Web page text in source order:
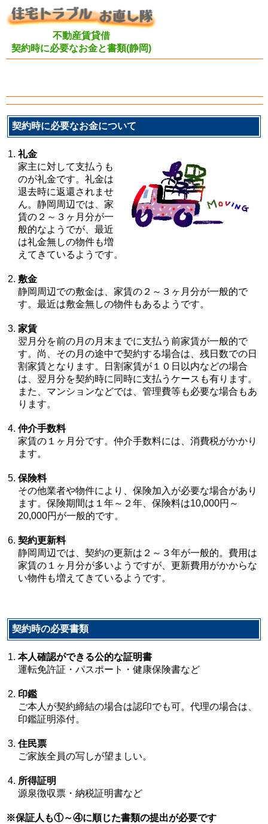
不動産賃貸借
契約時に必要なお金と書類(静岡)
契約時に必要なお金について
礼金
家主に対して支払うも
のが礼金です。礼金は
退去時に返還されませ
ん。静岡周辺では、家
賃の２～３ヶ月分が一
般的なようでが、最近
は礼金無しの物件も増
えてきているようです。
敷金
静岡周辺での敷金は、家賃の２～３ヶ月分が一般的で
す。最近は敷金無しの物件もあるようです。
家賃
翌月分を前の月の月末までに支払う前家賃が一般的で
す。尚、その月の途中で契約する場合は、残日数での日
割家賃となります。日割家賃が１０日以内などの場合
は、翌月分を契約時に同時に支払うケースも有ります。
また、マンションなどでは、管理費等も必要な場合もあ
ります。
仲介手数料
家賃の１ヶ月分です。仲介手数料には、消費税がかかり
ます。
保険料
その他業者や物件により、保険加入が必要な場合があり
ます。保険期間は１年～２年、保険料は10,000円～
20,000円が一般的です。
契約更新料
静岡周辺では、契約の更新は２～３年が一般的。費用は
家賃の１ヶ月分が多いようですが、更新費用がかからな
い物件も増えてきているようです。
契約時の必要書類
本人確認ができる公的な証明書
運転免許証・パスポート・健康保険書など
印鑑
ご本人が契約締結の場合は認印でも可。代理の場合は、
印鑑証明添付。
住民票
ご家族全員の写しが望ましい。
所得証明
源泉徴収票・納税証明書など
※保証人も①～④に順じた書類の提出が必要です